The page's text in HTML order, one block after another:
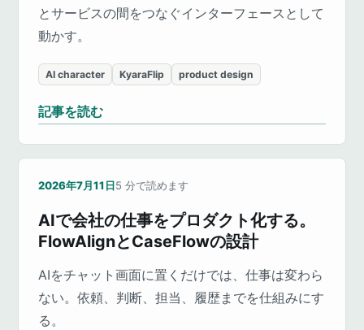
とサービスの間をつなぐインターフェースとして
動かす。
AI character KyaraFlip product design
記事を読む
2026年7月11日5 分で読めます
AIで会社の仕事をプロダクト化する。
FlowAlignとCaseFlowの設計
AIをチャット画面に置くだけでは、仕事は変わら
ない。依頼、判断、担当、履歴までを仕組みにす
る。